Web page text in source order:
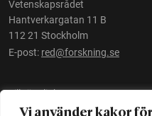
Vi använder kakor
Vetenskapsrådet
Hantverkargatan 11 B
112 21 Stockholm
E-post: red@forskning.se
Tillgänglighet